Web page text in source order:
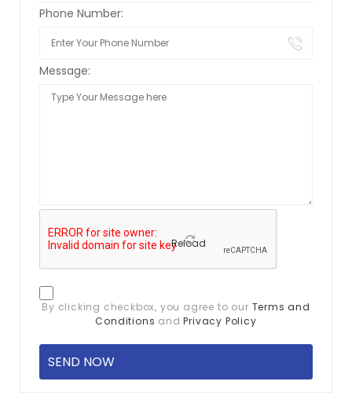
Phone Number:
Message:
Reload
By clicking checkbox, you agree to our Terms and
Conditions andPrivacy Policy